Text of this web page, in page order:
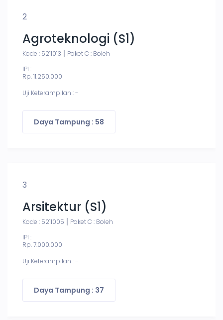
2
Agroteknologi (S1)
Kode : 5211013
Paket C : Boleh
IPI :
Rp. 11.250.000
Uji Keterampilan : -
Daya Tampung : 58
3
Arsitektur (S1)
Kode : 5211005
Paket C : Boleh
IPI :
Rp. 7.000.000
Uji Keterampilan : -
Daya Tampung : 37